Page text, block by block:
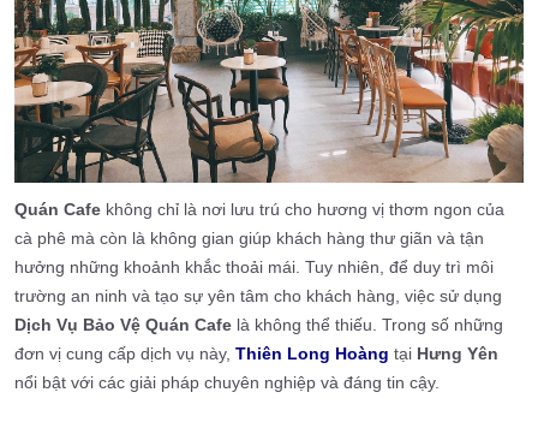
Quán Cafe không chỉ là nơi lưu trú cho hương vị thơm ngon của
cà phê mà còn là không gian giúp khách hàng thư giãn và tận
hưởng những khoảnh khắc thoải mái. Tuy nhiên, để duy trì môi
trường an ninh và tạo sự yên tâm cho khách hàng, việc sử dụng
Dịch Vụ Bảo Vệ Quán Cafe là không thể thiếu. Trong số những
đơn vị cung cấp dịch vụ này, Thiên Long Hoàng tại Hưng Yên
nổi bật với các giải pháp chuyên nghiệp và đáng tin cậy.